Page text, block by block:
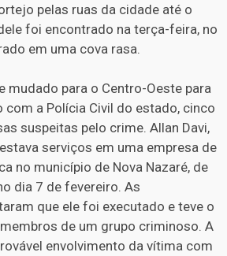
pelas ruas da cidade até o
foi encontrado na terça-feira, no
em uma cova rasa.
mudado para o Centro-Oeste para
com a Polícia Civil do estado, cinco
suspeitas pelo crime. Allan Davi,
serviços em uma empresa de
no município de Nova Nazaré, de
dia 7 de fevereiro. As
que ele foi executado e teve o
de um grupo criminoso. A
envolvimento da vítima com